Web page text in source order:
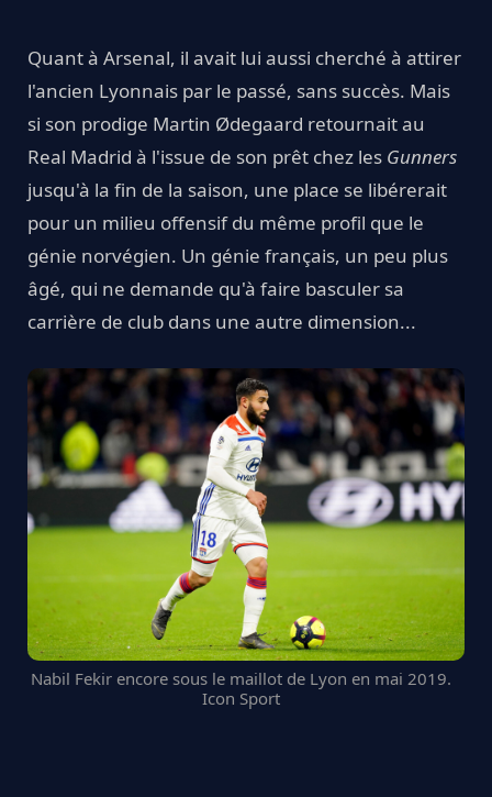
Quant à Arsenal, il avait lui aussi cherché à attirer
l'ancien Lyonnais par le passé, sans succès. Mais
si son prodige Martin Ødegaard retournait au
Real Madrid à l'issue de son prêt chez les Gunners
jusqu'à la fin de la saison, une place se libérerait
pour un milieu offensif du même profil que le
génie norvégien. Un génie français, un peu plus
âgé, qui ne demande qu'à faire basculer sa
carrière de club dans une autre dimension...
Nabil Fekir encore sous le maillot de Lyon en mai 2019.
Icon Sport